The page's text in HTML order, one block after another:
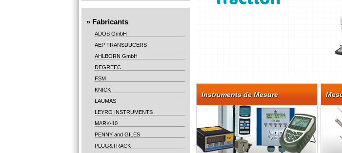
» Fabricants
ADOS GmbH
AEP TRANSDUCERS
AHLBORN GmbH
DEGREEC
FSM
KNICK
LAUMAS
LEYRO INSTRUMENTS
MARK-10
PENNY and GILES
PLUG&TRACK
Instruments de Mesure